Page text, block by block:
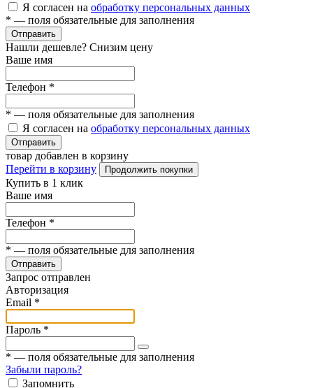
Я согласен на обработку персональных данных
* — поля обязательные для заполнения
Отправить
Нашли дешевле? Снизим цену
Ваше имя
Телефон *
* — поля обязательные для заполнения
Я согласен на обработку персональных данных
Отправить
товар добавлен в корзину
Перейти в корзину
Продолжить покупки
Купить в 1 клик
Ваше имя
Телефон *
* — поля обязательные для заполнения
Отправить
Запрос отправлен
Авторизация
Email *
Пароль *
* — поля обязательные для заполнения
Забыли пароль?
Запомнить